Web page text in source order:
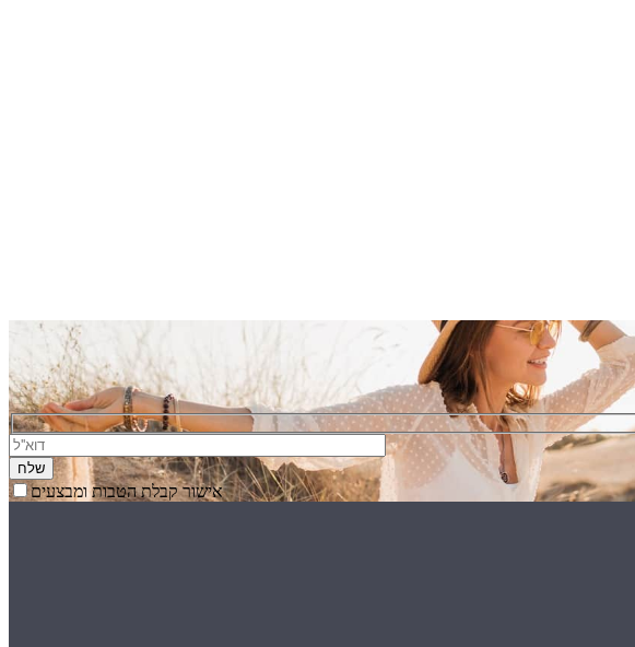
Your email
אישור קבלת הטבות ומבצעים